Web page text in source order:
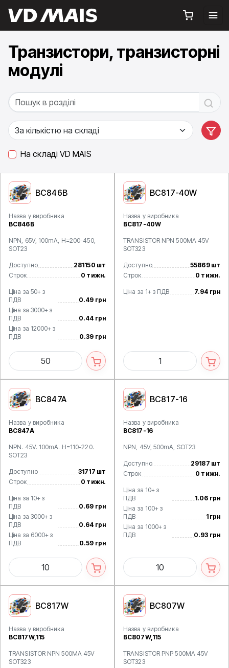
Транзистори, транзисторні
модулі
На складі VD MAIS
BC846B
Назва у виробника
BC846B
NPN, 65V, 100mA, H=200-450,
SOT23
Доступно
281150 шт
Строк
0 тижн.
Ціна за 50+ з
ПДВ
0.49 грн
Ціна за 3000+ з
ПДВ
0.44 грн
Ціна за 12000+ з
ПДВ
0.39 грн
BC817-40W
Назва у виробника
BC817-40W
TRANSISTOR NPN 500MA 45V
SOT323
Доступно
55869 шт
Строк
0 тижн.
Ціна за 1+ з ПДВ 7.94 грн
BC847A
Назва у виробника
BC847A
NPN. 45V. 100mA. H=110-220.
SOT23
Доступно
31717 шт
Строк
0 тижн.
Ціна за 10+ з
ПДВ
0.69 грн
Ціна за 3000+ з
ПДВ
0.64 грн
Ціна за 6000+ з
ПДВ
0.59 грн
BC817-16
Назва у виробника
BC817-16
NPN, 45V, 500mA, SOT23
Доступно
29187 шт
Строк
0 тижн.
Ціна за 10+ з
ПДВ
1.06 грн
Ціна за 100+ з
ПДВ
1 грн
Ціна за 1000+ з
ПДВ
0.93 грн
BC817W
Назва у виробника
BC817W,115
TRANSISTOR NPN 500MA 45V
SOT323
BC807W
Назва у виробника
BC807W,115
TRANSISTOR PNP 500MA 45V
SOT323